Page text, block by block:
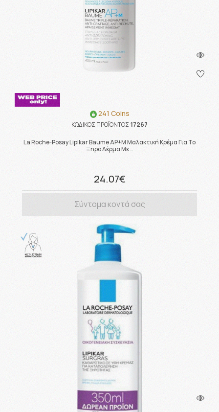
241 Coins
ΚΩΔΙΚΟΣ ΠΡΟΪΟΝΤΟΣ:17267
La Roche-Posay Lipikar Baume AP+M Μαλακτική Κρέμα Για Το
Ξηρό Δέρμα Με …
24.07€
Σύντομα κοντά σας